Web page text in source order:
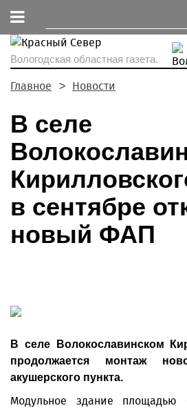
Вологодская областная газета.
Главное Новости
В селе
в сентябре
новый ФАП
В селе Волокославинском
продолжается монтаж
акушерского пункта.
Модульное здание